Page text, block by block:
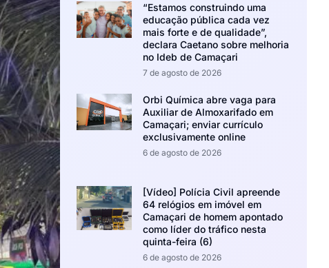
“Estamos construindo uma
educação pública cada vez
mais forte e de qualidade”,
declara Caetano sobre melhoria
no Ideb de Camaçari
7 de agosto de 2026
Orbi Química abre vaga para
Auxiliar de Almoxarifado em
Camaçari; enviar currículo
exclusivamente online
6 de agosto de 2026
[Vídeo] Polícia Civil apreende
64 relógios em imóvel em
Camaçari de homem apontado
como líder do tráfico nesta
quinta-feira (6)
6 de agosto de 2026